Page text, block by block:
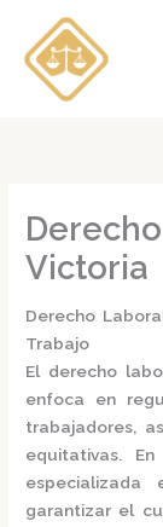
contenido
Victoria
Derecho
Trabajo
El derecho
enfoca en
trabajadores,
equitativas.
garantizar el